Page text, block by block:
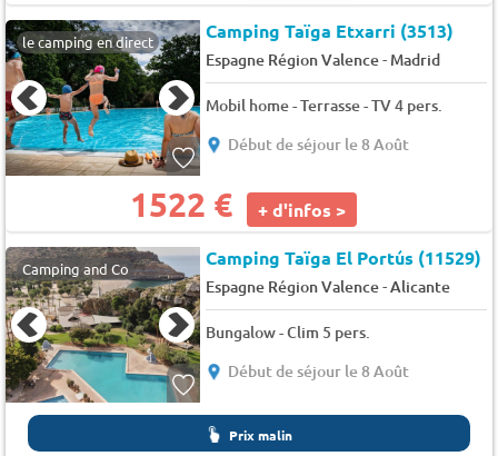
le camping en direct Camping Taïga Etxarri (3513)
Espagne Région Valence- Madrid
Mobil home - Terrasse - TV 4 pers.
Début de séjour le 8 Août
1522 € + d'infos >
Camping and Co Camping Taïga El Portús (11529)
Espagne Région Valence-Alicante
Bungalow - Clim 5 pers.
Début de séjour le 8 Août
Prix malin